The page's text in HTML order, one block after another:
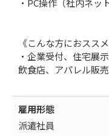
《こんな方におススメ
・企業受付、住宅展
飲食店、アパレル販
雇用形態
派遣社員